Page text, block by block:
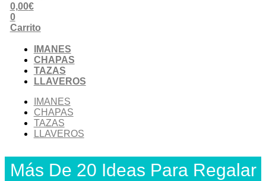
0,00€
0
Carrito
IMANES
CHAPAS
TAZAS
LLAVEROS
IMANES
CHAPAS
TAZAS
LLAVEROS
Más De 20 Ideas Para Regalar